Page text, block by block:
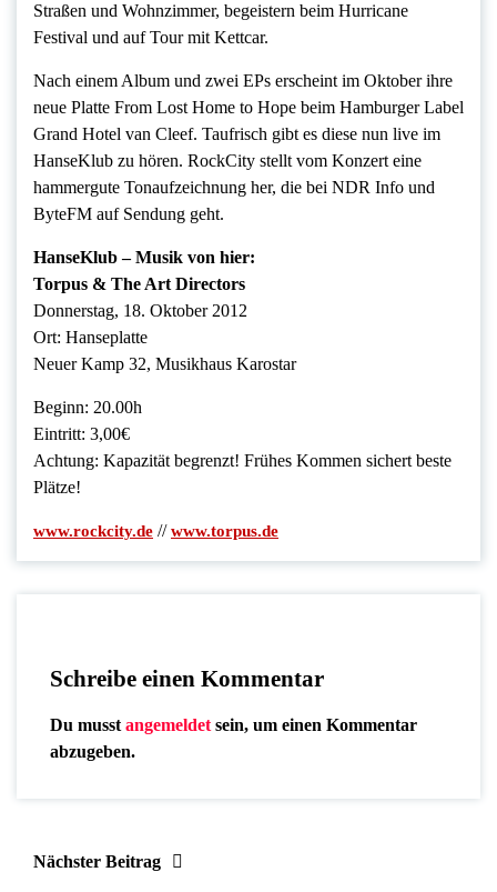
Straßen und Wohnzimmer, begeistern beim Hurricane
Festival und auf Tour mit Kettcar.
Nach einem Album und zwei EPs erscheint im Oktober ihre
neue Platte From Lost Home to Hope beim Hamburger Label
Grand Hotel van Cleef. Taufrisch gibt es diese nun live im
HanseKlub zu hören. RockCity stellt vom Konzert eine
hammergute Tonaufzeichnung her, die bei NDR Info und
ByteFM auf Sendung geht.
HanseKlub – Musik von hier:
Torpus & The Art Directors
Donnerstag, 18. Oktober 2012
Ort: Hanseplatte
Neuer Kamp 32, Musikhaus Karostar
Beginn: 20.00h
Eintritt: 3,00€
Achtung: Kapazität begrenzt! Frühes Kommen sichert beste
Plätze!
www.rockcity.de //www.torpus.de
Schreibe einen Kommentar
Du musst angemeldet sein, um einen Kommentar
abzugeben.
Nächster Beitrag